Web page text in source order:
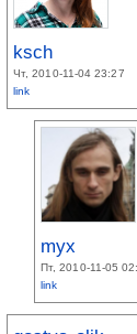
ksch
Чт, 2010-11-04 23:27
link
myx
Пт, 2010-11-05
link